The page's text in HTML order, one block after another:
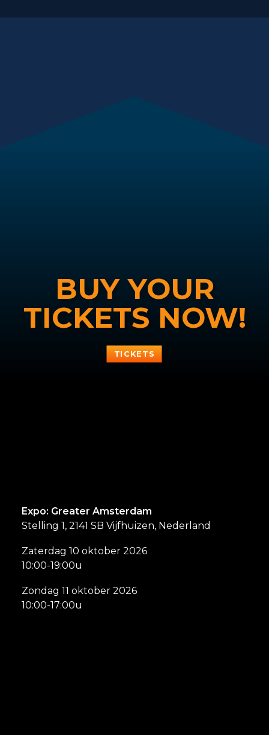
BUY YOUR
TICKETS NOW!
TICKETS
Expo: Greater Amsterdam
Stelling 1, 2141 SB Vijfhuizen, Nederland
Zaterdag 10 oktober 2026
10:00-19:00u
Zondag 11 oktober 2026
10:00-17:00u